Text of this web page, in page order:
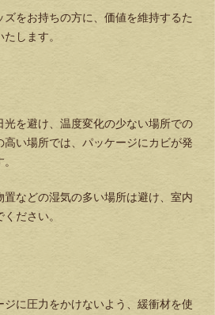
をお持ちの方に、価値を維持するた
します。
光を避け、温度変化の少ない場所での
い場所では、パッケージにカビが発
置などの湿気の多い場所は避け、室内
ださい。
ジに圧力をかけないよう、緩衝材を使